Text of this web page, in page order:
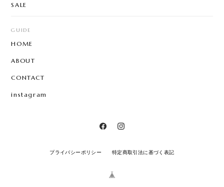
SALE
GUIDE
HOME
ABOUT
CONTACT
instagram
プライバシーポリシー 特定商取引法に基づく表記